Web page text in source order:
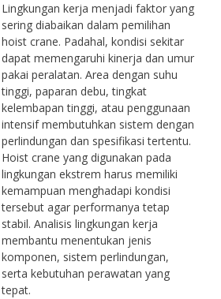
Lingkungan kerja menjadi faktor yang
sering diabaikan dalam pemilihan
hoist crane. Padahal, kondisi sekitar
dapat memengaruhi kinerja dan umur
pakai peralatan. Area dengan suhu
tinggi, paparan debu, tingkat
kelembapan tinggi, atau penggunaan
intensif membutuhkan sistem dengan
perlindungan dan spesifikasi tertentu.
Hoist crane yang digunakan pada
lingkungan ekstrem harus memiliki
kemampuan menghadapi kondisi
tersebut agar performanya tetap
stabil. Analisis lingkungan kerja
membantu menentukan jenis
komponen, sistem perlindungan,
serta kebutuhan perawatan yang
tepat.